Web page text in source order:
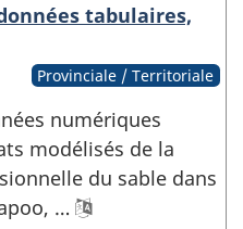
tabulaires,
Provinciale / Territoriale
numériques
modélisés de la
du sable dans
…